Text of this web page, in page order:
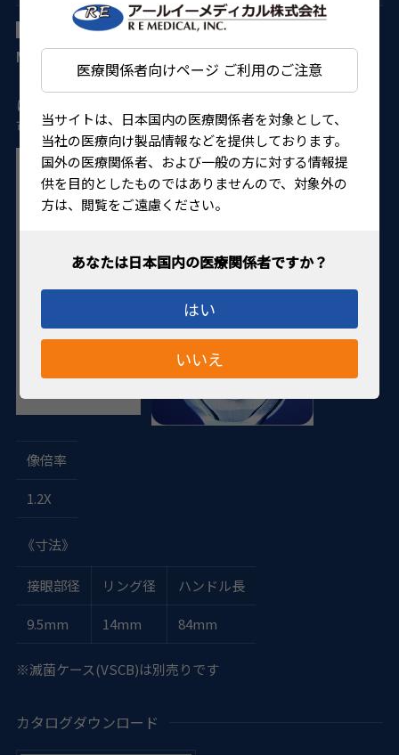
医療関係者向けページ ご利用のご注意
当サイトは、日本国内の医療関係者を対象として、
当社の医療向け製品情報などを提供しております。
国外の医療関係者、および一般の方に対する情報提
供を目的としたものではありませんので、対象外の
方は、閲覧をご遠慮ください。
はい
いいえ
TVGサージカルゴニオレンズ ACS
MIGSおよび術中隅角観察
・固定リングは眼球動きを制御します。 ・角膜の圧を最小限
に抑え、前房の歪みを防止します。 ・オートクレーブ滅菌が
可能です。
像倍率
1.2X
《寸法》
接眼部径 リング径 ハンドル長
9.5mm 14mm 84mm
※滅菌ケース(VSCB)は別売りです
カタログダウンロード